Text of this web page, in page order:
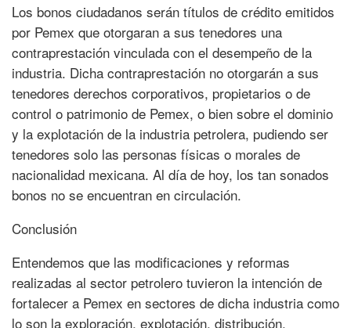
Los bonos ciudadanos serán títulos de crédito emitidos
por Pemex que otorgaran a sus tenedores una
contraprestación vinculada con el desempeño de la
industria. Dicha contraprestación no otorgarán a sus
tenedores derechos corporativos, propietarios o de
control o patrimonio de Pemex, o bien sobre el dominio
y la explotación de la industria petrolera, pudiendo ser
tenedores solo las personas físicas o morales de
nacionalidad mexicana. Al día de hoy, los tan sonados
bonos no se encuentran en circulación.
Conclusión
Entendemos que las modificaciones y reformas
realizadas al sector petrolero tuvieron la intención de
fortalecer a Pemex en sectores de dicha industria como
lo son la exploración, explotación, distribución,